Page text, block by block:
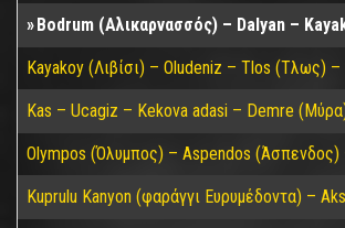
Bodrum (Αλικαρνασσός) – Dalyan –
Kayakoy (Λιβίσι) – Oludeniz – Tlos (Τλως)
Kas – Ucagiz – Kekova adasi – Demre
Olympos (Όλυμπος) – Aspendos (Άσπενδος)
Kuprulu Kanyon (φαράγγι Ευρυμέδοντα) –